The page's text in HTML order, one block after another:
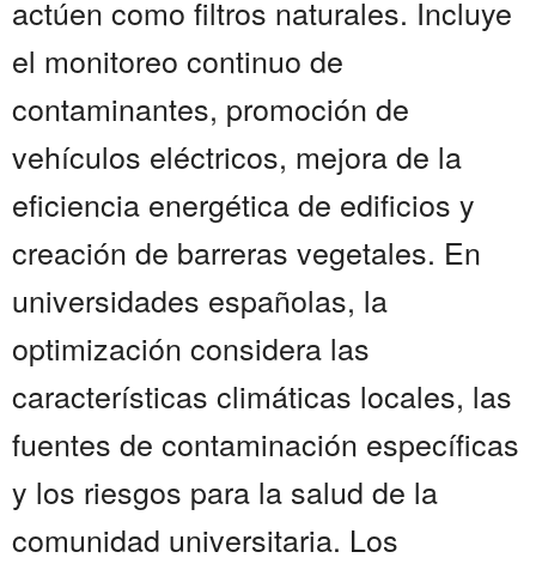
actúen como filtros naturales. Incluye
el monitoreo continuo de
contaminantes, promoción de
vehículos eléctricos, mejora de la
eficiencia energética de edificios y
creación de barreras vegetales. En
universidades españolas, la
optimización considera las
características climáticas locales, las
fuentes de contaminación específicas
y los riesgos para la salud de la
comunidad universitaria. Los